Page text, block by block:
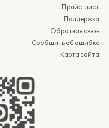
Прайс-лист
Поддержка
Обратная связь
Сообщить об ошибке
Карта сайта